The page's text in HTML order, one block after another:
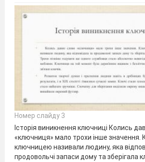
Номер слайду 3
Історія виникнення ключниці Колись
«ключниця» мало трохи інше значення.
ключницею називали людину, яка
продовольчі запаси дому та зберігала